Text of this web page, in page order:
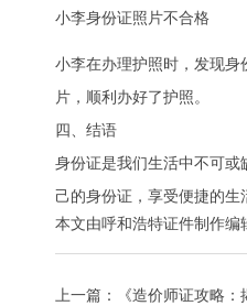
小李身份证照片不合格
小李在办理护照时，发现
片，顺利办好了护照。
四、结语
身份证是我们生活中不可
己的身份证，享受便捷的生
本文由呼和浩特证件制作编
上一篇： 《造价师证攻略